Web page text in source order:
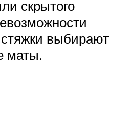
скрытого
выбирают
маты.